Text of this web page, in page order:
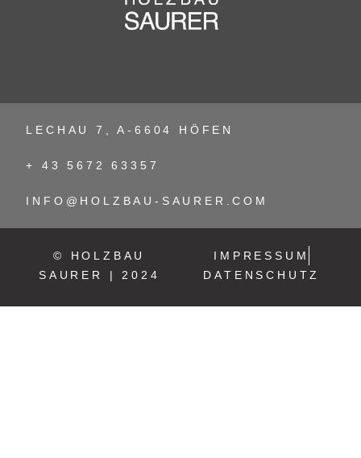
LECHAU 7, A-6604 HÖFEN
+ 43 5672 63357
INFO@HOLZBAU-SAURER.COM
© HOLZBAU
SAURER | 2024
IMPRESSUM
DATENSCHUTZ